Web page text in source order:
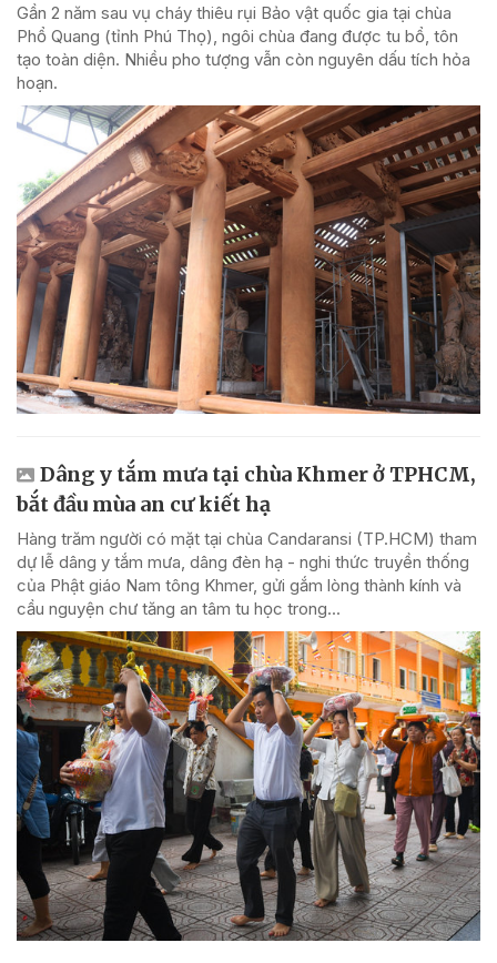
Gần 2 năm sau vụ cháy thiêu rụi Bảo vật quốc gia tại chùa
Phổ Quang (tỉnh Phú Thọ), ngôi chùa đang được tu bổ, tôn
tạo toàn diện. Nhiều pho tượng vẫn còn nguyên dấu tích hỏa
hoạn.
Dâng y tắm mưa tại chùa Khmer ở TPHCM,
bắt đầu mùa an cư kiết hạ
Hàng trăm người có mặt tại chùa Candaransi (TP.HCM) tham
dự lễ dâng y tắm mưa, dâng đèn hạ - nghi thức truyền thống
của Phật giáo Nam tông Khmer, gửi gắm lòng thành kính và
cầu nguyện chư tăng an tâm tu học trong...